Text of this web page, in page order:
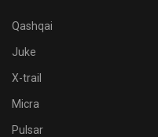
Qashqai
Juke
X-trail
Micra
Pulsar